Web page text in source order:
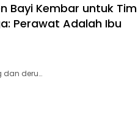
Bayi Kembar untuk Tim
Perawat Adalah Ibu
dan deru…